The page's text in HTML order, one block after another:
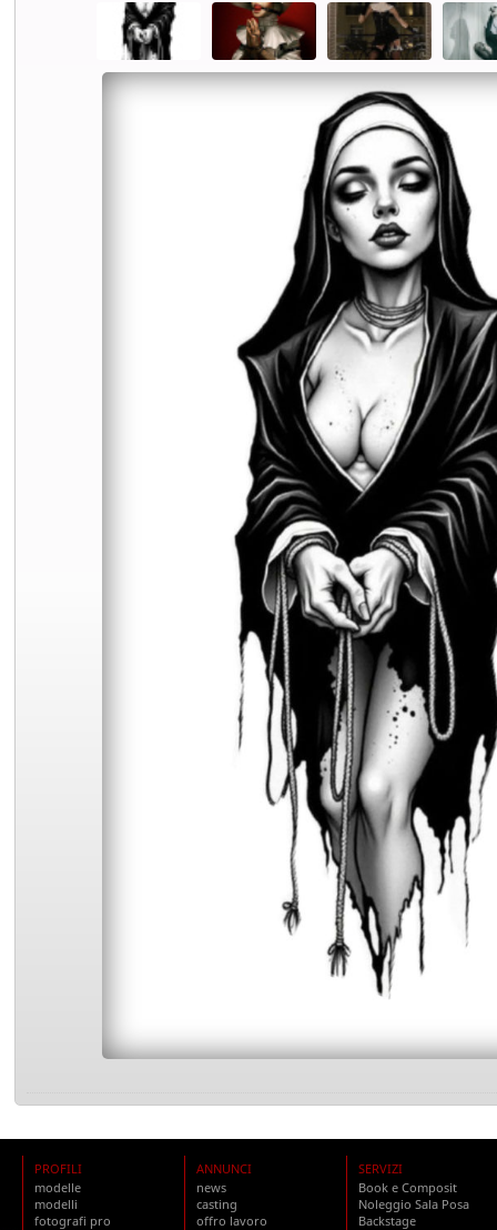
PROFILI
modelle
modelli
fotografi pro
ANNUNCI
news
casting
offro lavoro
SERVIZI
Book e Composit
Noleggio Sala Posa
Backstage